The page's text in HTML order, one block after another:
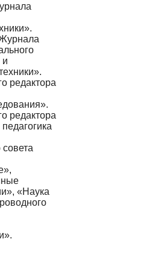
и
редактора
редактора
«Наука